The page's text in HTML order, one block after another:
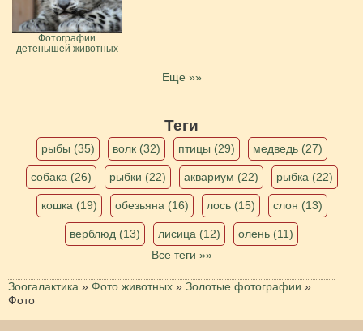
Фотографии
детенышей животных
Еще »»
Теги
рыбы (35) волк (32) птицы (29) медведь (27)
собака (26) рыбки (22) аквариум (22) рыбка (22)
кошка (19) обезьяна (16) лось (15) слон (13)
верблюд (13) лисица (12)
олень (11)
Все теги »»
Зоогалактика » Фото животных » Золотые фотографии »
Фото